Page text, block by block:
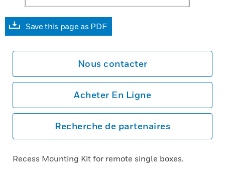
Save this page as PDF
Nous contacter
Acheter En Ligne
Recherche de partenaires
Recess Mounting Kit for remote single boxes.